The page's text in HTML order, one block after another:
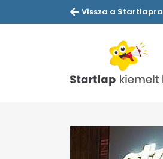
Vissza a Startlapra